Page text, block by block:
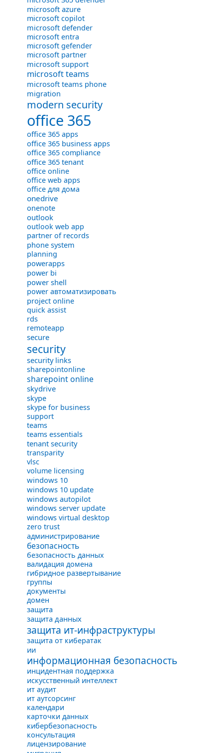
microsoft azure
microsoft copilot
microsoft defender
microsoft entra
microsoft gefender
microsoft partner
microsoft support
microsoft teams
microsoft teams phone
migration
modern security
office 365
office 365 apps
office 365 business apps
office 365 compliance
office 365 tenant
office online
office web apps
office для дома
onedrive
onenote
outlook
outlook web app
partner of records
phone system
planning
powerapps
power bi
power shell
power автоматизировать
project online
quick assist
rds
remoteapp
secure
security
security links
sharepointonline
sharepoint online
skydrive
skype
skype for business
support
teams
teams essentials
tenant security
transparity
vlsc
volume licensing
windows 10
windows 10 update
windows autopilot
windows server update
windows virtual desktop
zero trust
администрирование
безопасность
безопасность данных
валидация домена
гибридное развертывание
группы
документы
домен
защита
защита данных
защита ит-инфраструктуры
защита от кибератак
ии
информационная безопасность
инцидентная поддержка
искусственный интеллект
ит аудит
ит аутсорсинг
календари
карточки данных
кибербезопасность
консультация
лицензирование